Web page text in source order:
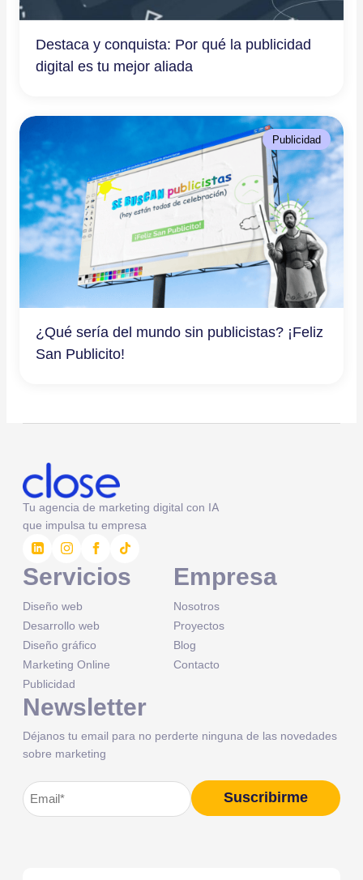
Destaca y conquista: Por qué la publicidad
digital es tu mejor aliada
Publicidad
¿Qué sería del mundo sin publicistas? ¡Feliz
San Publicito!
Tu agencia de marketing digital con IA
que impulsa tu empresa
Servicios
Diseño web
Desarrollo web
Diseño gráfico
Marketing Online
Publicidad
Empresa
Nosotros
Proyectos
Blog
Contacto
Newsletter
Déjanos tu email para no perderte ninguna de las novedades
sobre marketing
Correo
electrónico(Obligatorio)
Suscribirme
Alternative: